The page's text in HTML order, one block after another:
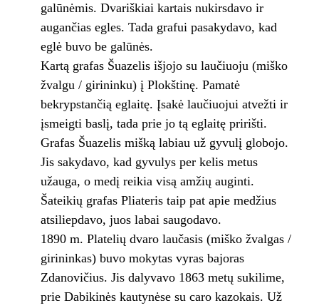
galūnėmis. Dvariškiai kartais nukirsdavo ir
augančias egles. Tada grafui pasakydavo, kad
eglė buvo be galūnės.
Kartą grafas Šuazelis išjojo su laučiuoju (miško
žvalgu / girininku) į Plokštinę. Pamatė
bekrypstančią eglaitę. Įsakė laučiuojui atvežti ir
įsmeigti baslį, tada prie jo tą eglaitę pririšti.
Grafas Šuazelis mišką labiau už gyvulį globojo.
Jis sakydavo, kad gyvulys per kelis metus
užauga, o medį reikia visą amžių auginti.
Šateikių grafas Pliateris taip pat apie medžius
atsiliepdavo, juos labai saugodavo.
1890 m. Platelių dvaro laučasis (miško žvalgas /
girininkas) buvo mokytas vyras bajoras
Zdanovičius. Jis dalyvavo 1863 metų sukilime,
prie Dabikinės kautynėse su caro kazokais. Už